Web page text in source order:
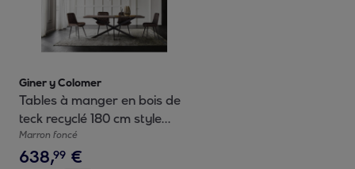
Giner y Colomer
Tables à manger en bois de
teck recyclé 180 cm style
industriel contemporain
Marron foncé
638,99 €